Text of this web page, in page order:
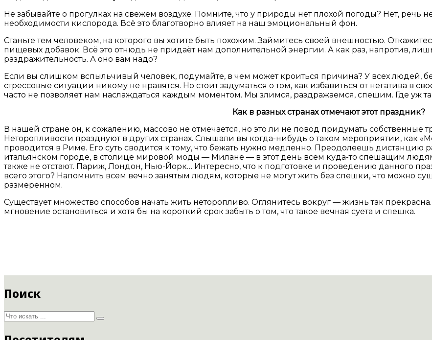
Не забывайте о прогулках на свежем воздухе. Помните, что у природы нет плохой погоды? Нет, речь
необходимости кислорода. Всё это благотворно влияет на наш эмоциональный фон.
Станьте тем человеком, на которого вы хотите быть похожим. Займитесь своей внешностью.
пищевых добавок. Всё это отнюдь не придаёт нам дополнительной энергии. А как раз, напротив,
раздражительность. А оно вам надо?
Если вы слишком вспыльчивый человек, подумайте, в чем может кроиться причина? У всех людей,
стрессовые ситуации никому не нравятся. Но стоит задуматься о том, как избавиться от негатива в
часто не позволяет нам наслаждаться каждым моментом. Мы злимся, раздражаемся, спешим. Где уж
Как в разных странах отмечают этот праздник?
В нашей стране он, к сожалению, массово не отмечается, но это ли не повод придумать собственные
Неторопливости празднуют в других странах. Слышали вы когда-нибудь о таком мероприятии, как
проводится в Риме. Его суть сводится к тому, что бежать нужно медленно. Преодолеешь
итальянском городе, в столице мировой моды — Милане — в этот день всем куда-то спешащим
также не отстают. Париж, Лондон, Нью-Йорк… Интересно, что к подготовке и проведению данного
всего этого? Напомнить всем вечно занятым людям, которые не могут жить без спешки, что можно
размеренном.
Существует множество способов начать жить неторопливо. Оглянитесь вокруг — жизнь так прекрасна.
мгновение остановиться и хотя бы на короткий срок забыть о том, что такое вечная суета и спешка.
Поиск